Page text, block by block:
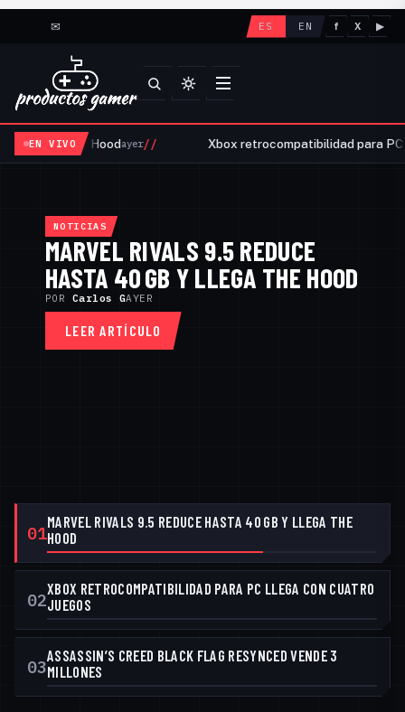
✉ ES EN f X ▶
EN VIVO
llega The Hoodayer// Xbox retrocompatibilidad para PC
NOTICIAS
MARVEL RIVALS 9.5 REDUCE
HASTA 40 GB Y LLEGA THE HOOD
POR Carlos GAYER
LEER ARTÍCULO
POR Carlos GHACE 10 DÍAS
POR Carlos GHACE 17 DÍAS
01
MARVEL RIVALS 9.5 REDUCE HASTA 40 GB Y LLEGA THE
HOOD
02
XBOX RETROCOMPATIBILIDAD PARA PC LLEGA CON CUATRO
JUEGOS
03
ASSASSIN’S CREED BLACK FLAG RESYNCED VENDE 3
MILLONES